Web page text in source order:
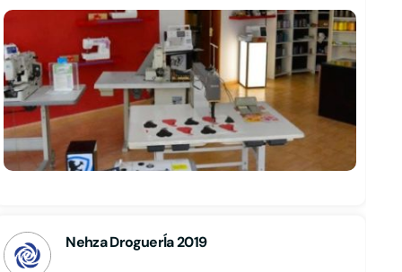
Nehza DroguerÍa 2019